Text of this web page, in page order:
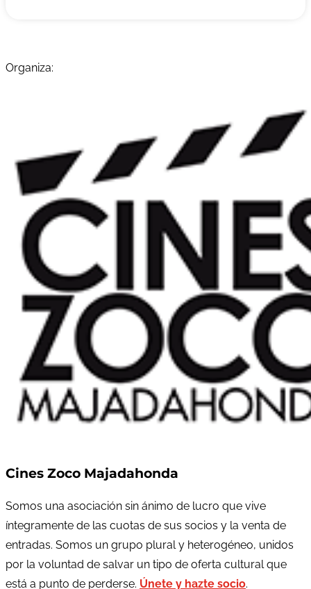
Organiza:
Cines Zoco Majadahonda
Somos una asociación sin ánimo de lucro que vive
íntegramente de las cuotas de sus socios y la venta de
entradas. Somos un grupo plural y heterogéneo, unidos
por la voluntad de salvar un tipo de oferta cultural que
está a punto de perderse. Únete y hazte socio.